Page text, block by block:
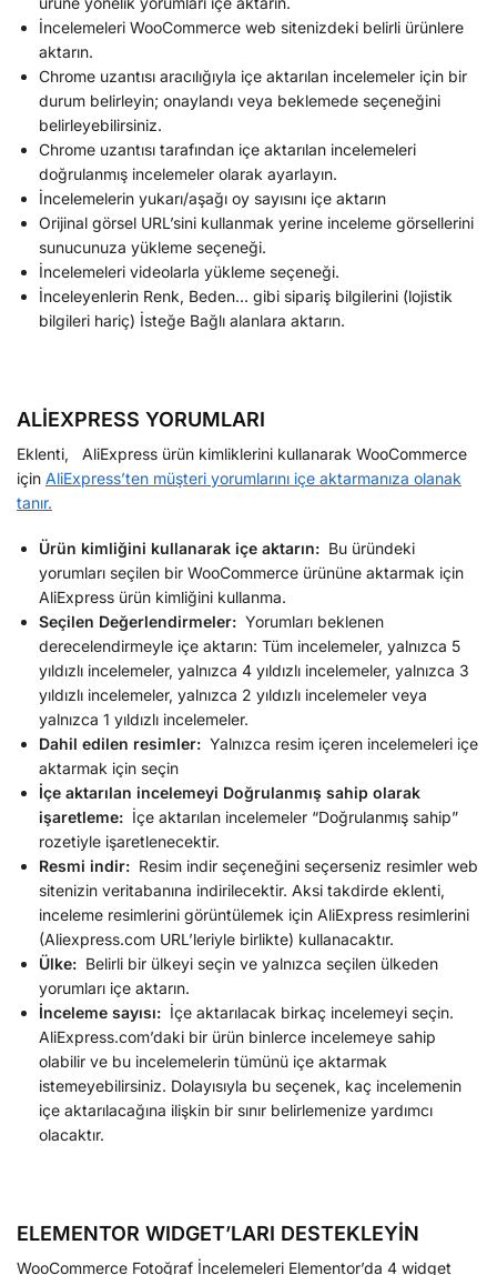
İncelemeleri WooCommerce web sitenizdeki belirli ürünlere
aktarın.
Chrome uzantısı aracılığıyla içe aktarılan incelemeler için bir
durum belirleyin; onaylandı veya beklemede seçeneğini
belirleyebilirsiniz.
Chrome uzantısı tarafından içe aktarılan incelemeleri
doğrulanmış incelemeler olarak ayarlayın.
İncelemelerin yukarı/aşağı oy sayısını içe aktarın
Orijinal görsel URL’sini kullanmak yerine inceleme görsellerini
sunucunuza yükleme seçeneği.
İncelemeleri videolarla yükleme seçeneği.
İnceleyenlerin Renk, Beden… gibi sipariş bilgilerini (lojistik
bilgileri hariç) İsteğe Bağlı alanlara aktarın.
ALİEXPRESS YORUMLARI
Eklenti, AliExpress ürün kimliklerini kullanarak WooCommerce
için AliExpress’ten müşteri yorumlarını içe aktarmanıza olanak
tanır.
Ürün kimliğini kullanarak içe aktarın: Bu üründeki
yorumları seçilen bir WooCommerce ürününe aktarmak için
AliExpress ürün kimliğini kullanma.
Seçilen Değerlendirmeler: Yorumları beklenen
derecelendirmeyle içe aktarın: Tüm incelemeler, yalnızca 5
yıldızlı incelemeler, yalnızca 4 yıldızlı incelemeler, yalnızca 3
yıldızlı incelemeler, yalnızca 2 yıldızlı incelemeler veya
yalnızca 1 yıldızlı incelemeler.
Dahil edilen resimler: Yalnızca resim içeren incelemeleri içe
aktarmak için seçin
İçe aktarılan incelemeyi Doğrulanmış sahip olarak
işaretleme: İçe aktarılan incelemeler “Doğrulanmış sahip”
rozetiyle işaretlenecektir.
Resmi indir: Resim indir seçeneğini seçerseniz resimler web
sitenizin veritabanına indirilecektir. Aksi takdirde eklenti,
inceleme resimlerini görüntülemek için AliExpress resimlerini
(Aliexpress.com URL’leriyle birlikte) kullanacaktır.
Ülke: Belirli bir ülkeyi seçin ve yalnızca seçilen ülkeden
yorumları içe aktarın.
İnceleme sayısı: İçe aktarılacak birkaç incelemeyi seçin.
AliExpress.com’daki bir ürün binlerce incelemeye sahip
olabilir ve bu incelemelerin tümünü içe aktarmak
istemeyebilirsiniz. Dolayısıyla bu seçenek, kaç incelemenin
içe aktarılacağına ilişkin bir sınır belirlemenize yardımcı
olacaktır.
ELEMENTOR WIDGET’LARI DESTEKLEYİN
WooCommerce Fotoğraf İncelemeleri Elementor’da 4 widget